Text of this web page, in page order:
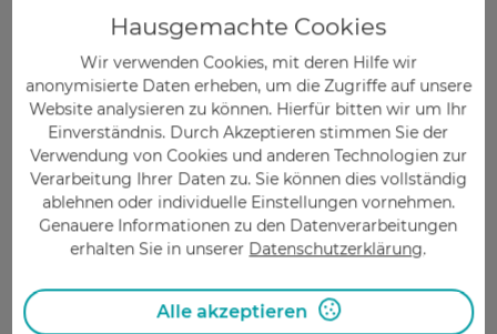
Hausgemachte Cookies
Wir verwenden Cookies, mit deren Hilfe wir
anonymisierte Daten erheben, um die Zugriffe auf unsere
Website analysieren zu können. Hierfür bitten wir um Ihr
Einverständnis. Durch Akzeptieren stimmen Sie der
Verwendung von Cookies und anderen Technologien zur
Verarbeitung Ihrer Daten zu. Sie können dies vollständig
ablehnen oder individuelle Einstellungen vornehmen.
Genauere Informationen zu den Datenverarbeitungen
erhalten Sie in unserer Datenschutzerklärung.
Alle akzeptieren
Gesundheitstipps